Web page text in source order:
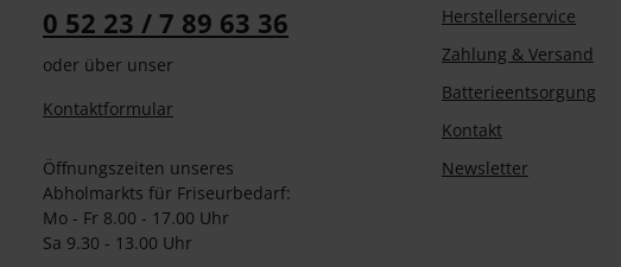
0 52 23 / 7 89 63 36
oder über unser
Kontaktformular
Öffnungszeiten unseres
Abholmarkts für Friseurbedarf:
Mo - Fr 8.00 - 17.00 Uhr
Sa 9.30 - 13.00 Uhr
Herstellerservice
Zahlung & Versand
Batterieentsorgung
Kontakt
Newsletter